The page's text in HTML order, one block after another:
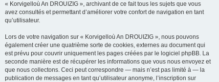
« Korvigelloù An DROUIZIG », archivant de ce fait tous les sujets que vous
avez consultés et permettant d’améliorer votre confort de navigation en tant
qu’utilisateur.
Lors de votre navigation sur « Korvigelloù An DROUIZIG », nous pouvons
également créer une quatrième sorte de cookies, externes au document qui
est prévu pour couvrir uniquement les pages créées par le logiciel phpBB. La
seconde manière est de récupérer les informations que vous nous envoyez et
que nous collectons. Ceci peut correspondre — mais n’est pas limité à — la
publication de messages en tant qu’utilisateur anonyme, l’inscription sur